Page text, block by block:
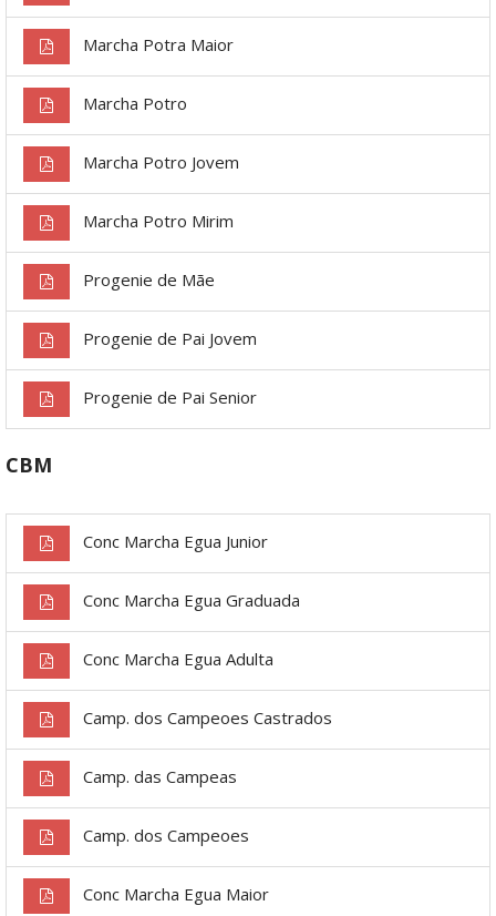
Marcha Potra Maior
Marcha Potro
Marcha Potro Jovem
Marcha Potro Mirim
Progenie de Mãe
Progenie de Pai Jovem
Progenie de Pai Senior
CBM
Conc Marcha Egua Junior
Conc Marcha Egua Graduada
Conc Marcha Egua Adulta
Camp. dos Campeoes Castrados
Camp. das Campeas
Camp. dos Campeoes
Conc Marcha Egua Maior